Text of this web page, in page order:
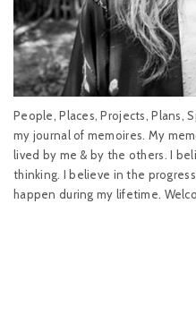
People, Places, Projects, Plans,
my journal of memoires. My
lived by me & by the others. I
thinking. I believe in the
happen during my lifetime.